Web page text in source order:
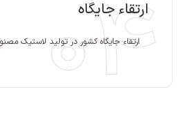
ارتقاء جایگاه
ارتقاء جایگاه کشور در تولید لاستیک
04